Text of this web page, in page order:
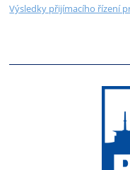
Výsledky přijímacího řízení